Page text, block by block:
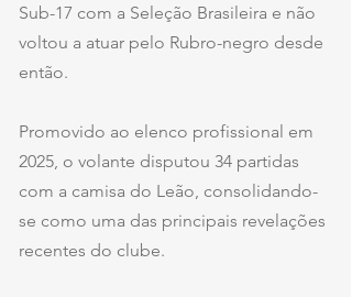
Sub-17 com a Seleção Brasileira e não
voltou a atuar pelo Rubro-negro desde
então.
Promovido ao elenco profissional em
2025, o volante disputou 34 partidas
com a camisa do Leão, consolidando-
se como uma das principais revelações
recentes do clube.